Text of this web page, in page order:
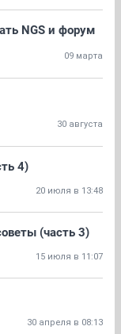
NGS и форум
09 марта
30 августа
4)
20 июля в 13:48
(часть 3)
15 июля в 11:07
30 апреля в 08:13